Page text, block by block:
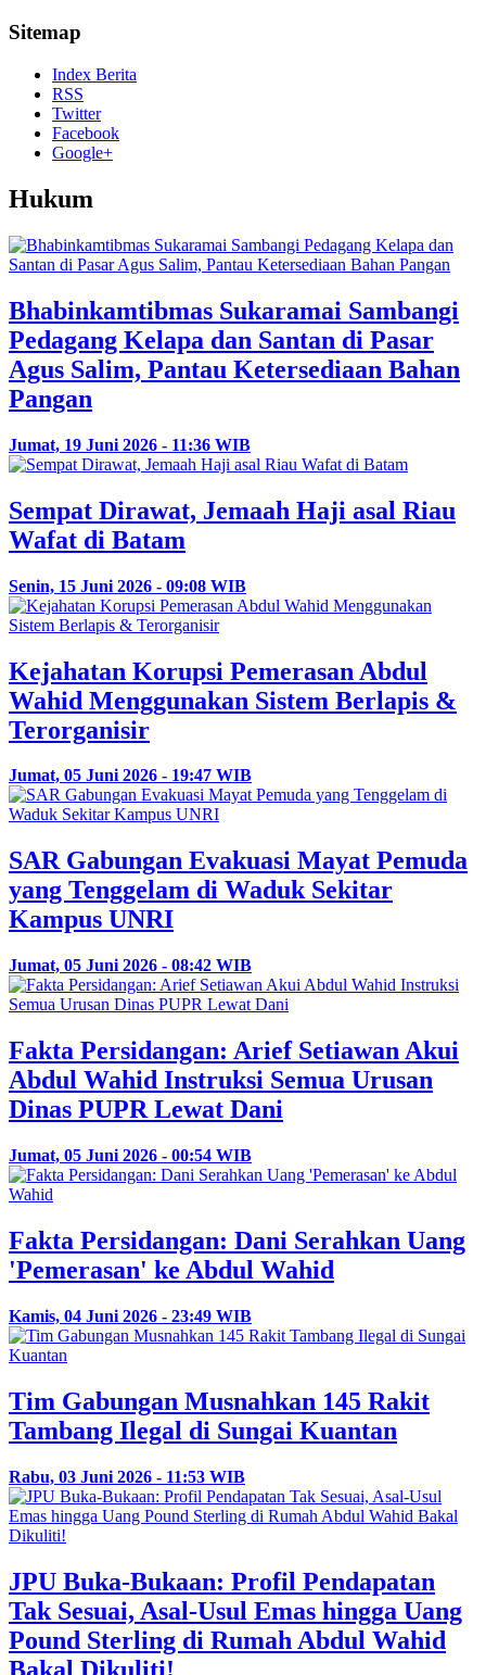
Sitemap
Index Berita
RSS
Twitter
Facebook
Google+
Hukum
Bhabinkamtibmas Sukaramai Sambangi
Pedagang Kelapa dan Santan di Pasar
Agus Salim, Pantau Ketersediaan Bahan
Pangan
Jumat, 19 Juni 2026 - 11:36 WIB
Sempat Dirawat, Jemaah Haji asal Riau
Wafat di Batam
Senin, 15 Juni 2026 - 09:08 WIB
Kejahatan Korupsi Pemerasan Abdul
Wahid Menggunakan Sistem Berlapis &
Terorganisir
Jumat, 05 Juni 2026 - 19:47 WIB
SAR Gabungan Evakuasi Mayat Pemuda
yang Tenggelam di Waduk Sekitar
Kampus UNRI
Jumat, 05 Juni 2026 - 08:42 WIB
Fakta Persidangan: Arief Setiawan Akui
Abdul Wahid Instruksi Semua Urusan
Dinas PUPR Lewat Dani
Jumat, 05 Juni 2026 - 00:54 WIB
Fakta Persidangan: Dani Serahkan Uang
'Pemerasan' ke Abdul Wahid
Kamis, 04 Juni 2026 - 23:49 WIB
Tim Gabungan Musnahkan 145 Rakit
Tambang Ilegal di Sungai Kuantan
Rabu, 03 Juni 2026 - 11:53 WIB
JPU Buka-Bukaan: Profil Pendapatan
Tak Sesuai, Asal-Usul Emas hingga Uang
Pound Sterling di Rumah Abdul Wahid
Bakal Dikuliti!